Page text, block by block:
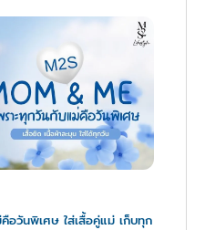
อวันพิเศษ ใส่เสื้อคู่แม่ เก็บทุก